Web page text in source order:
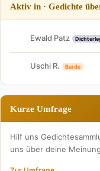
Aktiv in · Gedichte
Ewald Patz
Uschi R. Barde
Kurze Umfrage
Hilf uns
uns über deine